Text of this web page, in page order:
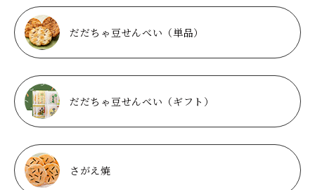
だだちゃ豆せんべい（単品）
だだちゃ豆せんべい（ギフト）
さがえ焼